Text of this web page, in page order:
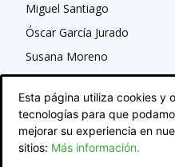
Miguel Santiago
Óscar García Jurado
Susana Moreno
© Newspaper
Esta página utiliza cookies y
tecnologías para que
mejorar su experiencia en
sitios: Más información.